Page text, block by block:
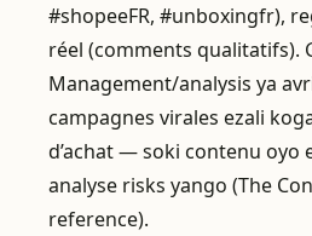
#shopeeFR, #unboxingfr),
réel (comments qualitatifs).
Management/analysis ya
campagnes virales ezali
d’achat — soki contenu oyo
analyse risks yango (The
reference).